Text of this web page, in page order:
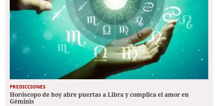
PREDICCIONES
Horóscopo de hoy abre puertas a Libra y complica el amor en
Géminis